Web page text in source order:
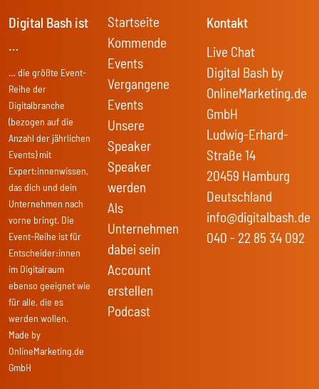
Digital Bash ist
…
… die größte Event-
Reihe der
Digitalbranche
(bezogen auf die
Anzahl der jährlichen
Events) mit
Expert:innenwissen,
das dich und dein
Unternehmen nach
vorne bringt. Die
Event-Reihe ist für
Entscheider:innen
im Digitalraum
ebenso geeignet wie
für alle, die es
werden wollen.
Made by
OnlineMarketing.de
GmbH
Startseite
Kommende
Events
Vergangene
Events
Unsere
Speaker
Speaker
werden
Als
Unternehmen
dabei sein
Account
erstellen
Podcast
Kontakt
Live Chat
Digital Bash by
OnlineMarketing.de
GmbH
Ludwig-Erhard-
Straße 14
20459 Hamburg
Deutschland
info@digitalbash.de
040 - 22 85 34 092